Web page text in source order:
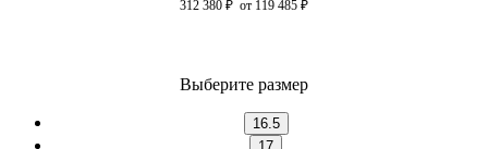
312 380 ₽ от 119 485 ₽
Выберите размер
16.5